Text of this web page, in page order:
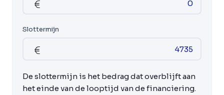
Slottermijn
De slottermijn is het bedrag dat overblijft aan
het einde van de looptijd van de financiering.